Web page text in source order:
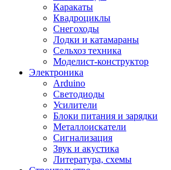
Каракаты
Квадроциклы
Снегоходы
Лодки и катамараны
Сельхоз техника
Моделист-конструктор
Электроника
Arduino
Светодиоды
Усилители
Блоки питания и зарядки
Металлоискатели
Сигнализация
Звук и акустика
Литература, схемы